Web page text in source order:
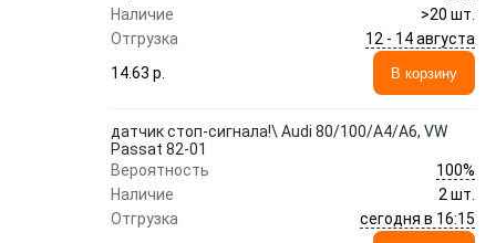
Наличие
>20 шт.
Отгрузка
12 - 14 августа
14.63 p.
В корзину
датчик стоп-сигнала!\ Audi 80/100/A4/A6, VW
Passat 82-01
Вероятность
100%
Наличие
2 шт.
Отгрузка
сегодня в 16:15